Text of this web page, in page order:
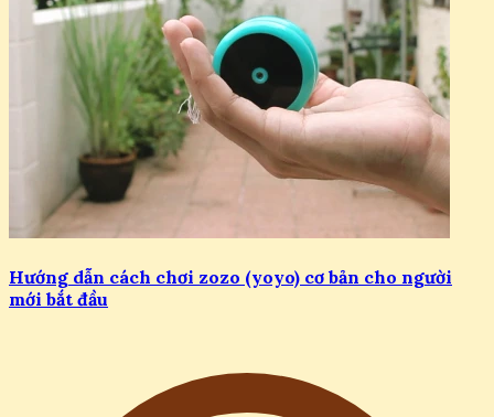
Hướng dẫn cách chơi zozo (yoyo) cơ bản cho người
mới bắt đầu